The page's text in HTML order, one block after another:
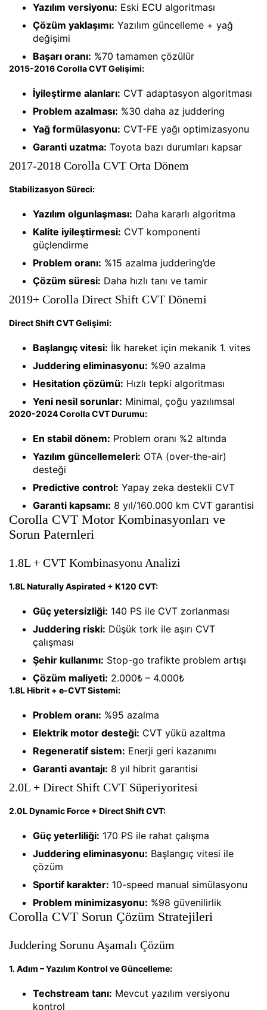
Yazılım versiyonu: Eski ECU algoritması
Çözüm yaklaşımı: Yazılım güncelleme + yağ
değişimi
Başarı oranı: %70 tamamen çözülür
2015-2016 Corolla CVT Gelişimi:
İyileştirme alanları: CVT adaptasyon algoritması
Problem azalması: %30 daha az juddering
Yağ formülasyonu: CVT-FE yağı optimizasyonu
Garanti uzatma: Toyota bazı durumları kapsar
2017-2018 Corolla CVT Orta Dönem
Stabilizasyon Süreci:
Yazılım olgunlaşması: Daha kararlı algoritma
Kalite iyileştirmesi: CVT komponenti
güçlendirme
Problem oranı: %15 azalma juddering’de
Çözüm süresi: Daha hızlı tanı ve tamir
2019+ Corolla Direct Shift CVT Dönemi
Direct Shift CVT Gelişimi:
Başlangıç vitesi: İlk hareket için mekanik 1. vites
Juddering eliminasyonu: %90 azalma
Hesitation çözümü: Hızlı tepki algoritması
Yeni nesil sorunlar: Minimal, çoğu yazılımsal
2020-2024 Corolla CVT Durumu:
En stabil dönem: Problem oranı %2 altında
Yazılım güncellemeleri: OTA (over-the-air)
desteği
Predictive control: Yapay zeka destekli CVT
Garanti kapsamı: 8 yıl/160.000 km CVT garantisi
Corolla CVT Motor Kombinasyonları ve
Sorun Paternleri
1.8L + CVT Kombinasyonu Analizi
1.8L Naturally Aspirated + K120 CVT:
Güç yetersizliği: 140 PS ile CVT zorlanması
Juddering riski: Düşük tork ile aşırı CVT
çalışması
Şehir kullanımı: Stop-go trafikte problem artışı
Çözüm maliyeti: 2.000₺ – 4.000₺
1.8L Hibrit + e-CVT Sistemi:
Problem oranı: %95 azalma
Elektrik motor desteği: CVT yükü azaltma
Regeneratif sistem: Enerji geri kazanımı
Garanti avantajı: 8 yıl hibrit garantisi
2.0L + Direct Shift CVT Süperiyoritesi
2.0L Dynamic Force + Direct Shift CVT:
Güç yeterliliği: 170 PS ile rahat çalışma
Juddering eliminasyonu: Başlangıç vitesi ile
çözüm
Sportif karakter: 10-speed manual simülasyonu
Problem minimizasyonu: %98 güvenilirlik
Corolla CVT Sorun Çözüm Stratejileri
Juddering Sorunu Aşamalı Çözüm
1. Adım – Yazılım Kontrol ve Güncelleme:
Techstream tanı: Mevcut yazılım versiyonu
kontrol